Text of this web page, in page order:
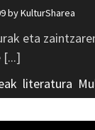
byKulturSharea
eta
[...]
literatura